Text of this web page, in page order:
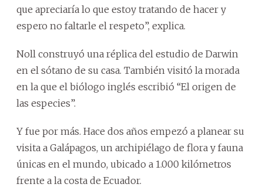
que apreciaría lo que estoy tratando de hacer y
espero no faltarle el respeto”, explica.
Noll construyó una réplica del estudio de Darwin
en el sótano de su casa. También visitó la morada
en la que el biólogo inglés escribió “El origen de
las especies”.
Y fue por más. Hace dos años empezó a planear su
visita a Galápagos, un archipiélago de flora y fauna
únicas en el mundo, ubicado a 1.000 kilómetros
frente a la costa de Ecuador.